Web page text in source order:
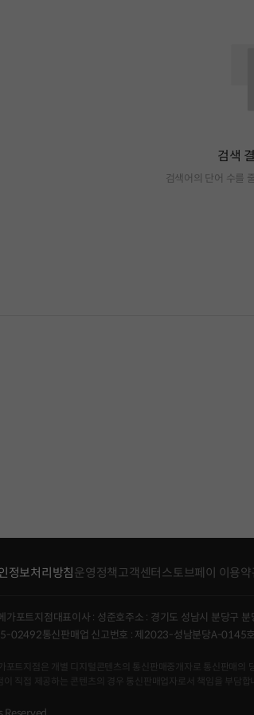
검색
검색어의 단어 수를
정보처리방침 운영정책고객센터스토브페이 이용약
가포트지점대표이사 : 성준호주소 : 경기도 성남시 분당구
02492통신판매업 신고번호 : 제2023-성남분당A-0145호
포트지점은 개별 디지털콘텐츠의 통신판매중개자로 통신판매
직접 제공하는 콘텐츠의 경우 통신판매업자로서 책임을 부담합